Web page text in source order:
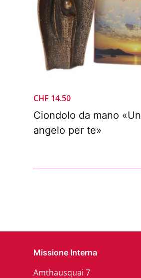
CHF 14.50
Ciondolo da mano «Un
angelo per te»
Missione Interna
Amthausquai 7